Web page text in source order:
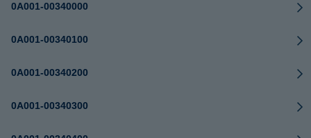
0A001-00340000
0A001-00340100
0A001-00340200
0A001-00340300